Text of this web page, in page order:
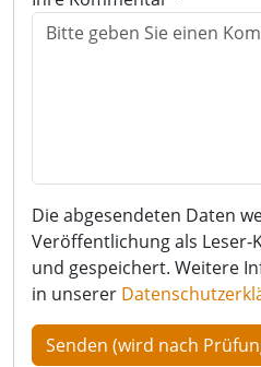
Die abgesendeten Daten
Veröffentlichung als
und gespeichert. Weitere
in unserer